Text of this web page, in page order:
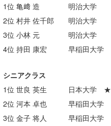
1位 亀﨑 造 明治大学
2位 村井 佐千郎 明治大学
3位 小林 元 明治大学
4位 持田 康宏 早稲田大学
シニアクラス
1位 世良 英生 日本大学 ★
2位 河本 卓也 早稲田大学
3位 金子 将人 早稲田大学
予報士 hiro.
banpaku
Mr.K
chappy
Romisea